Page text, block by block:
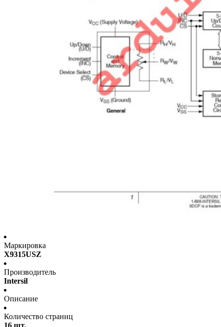
Маркировка
X9315USZ
Производитель
Intersil
Описание
Количество страниц